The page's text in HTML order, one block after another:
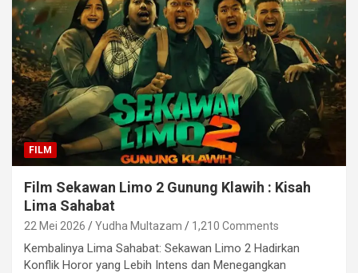
FILM
Film Sekawan Limo 2 Gunung Klawih : Kisah
Lima Sahabat
22 Mei 2026 Yudha Multazam 1,210 Comments
Kembalinya Lima Sahabat: Sekawan Limo 2 Hadirkan
Konflik Horor yang Lebih Intens dan Menegangkan